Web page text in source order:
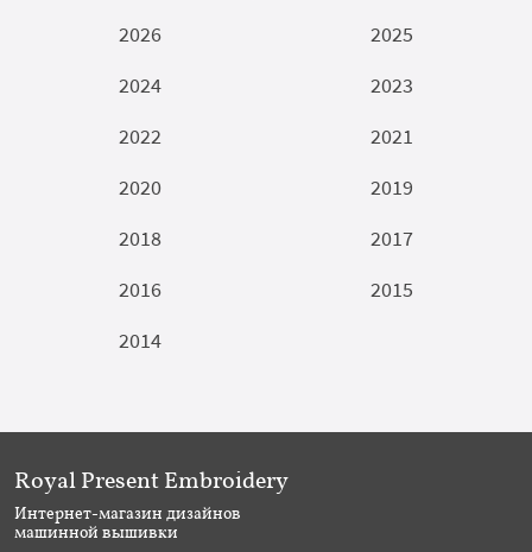
2026
2025
2024
2023
2022
2021
2020
2019
2018
2017
2016
2015
2014
Royal Present Embroidery
Интернет-магазин дизайнов
машинной вышивки